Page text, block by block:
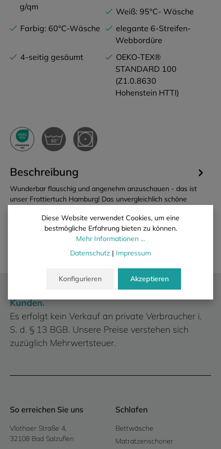
g/qm
Weiß: 95°C- Wäsche
Farbig: 60°C-Wäsche
elegante 6-Streifen-
Webbordüre
4-seitig gesäumt
OEKO-TEX®
STANDARD 100
(Z1.0.8630
Hohenstein HTTI)
Beschreibung
Wunderbar flauschig und angenehm anzuschauen - das ist
unser Frottiertuch Hamburg! Das unvergleichlich schöne
Eigenschaften
Wir liefern ausschließlich an gewerbliche
Kunden.
Es erfolgt kein Verkauf an private Verbraucher i.
S. d. § 13 BGB. Unsere Preise verstehen sich
zuzüglich Mehrwertsteuer.
So erreichen Sie uns
Vlothoer Straße 4,
32108 Bad Salzuflen
Schlafen
Bettwäsche
Matratzenschoner
Diese Website verwendet Cookies, um eine
bestmögliche Erfahrung bieten zu können.
Mehr Informationen ...
Datenschutz | Impressum
Konfigurieren Akzeptieren